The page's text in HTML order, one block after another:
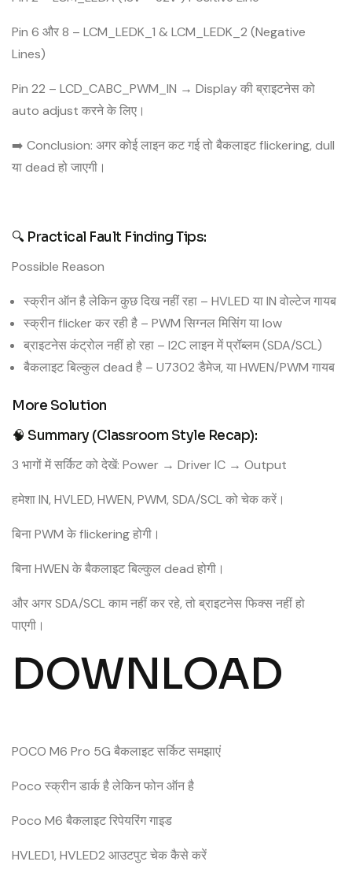
Pin 6 और 8 – LCM_LEDK_1 & LCM_LEDK_2 (Negative
Lines)
Pin 22 – LCD_CABC_PWM_IN → Display की ब्राइटनेस को
auto adjust करने के लिए।
➡️ Conclusion: अगर कोई लाइन कट गई तो बैकलाइट flickering, dull
या dead हो जाएगी।
🔍 Practical Fault Finding Tips:
Possible Reason
स्क्रीन ऑन है लेकिन कुछ दिख नहीं रहा – HVLED या IN वोल्टेज गायब
स्क्रीन flicker कर रही है – PWM सिग्नल मिसिंग या low
ब्राइटनेस कंट्रोल नहीं हो रहा – I2C लाइन में प्रॉब्लम (SDA/SCL)
बैकलाइट बिल्कुल dead है – U7302 डैमेज, या HWEN/PWM गायब
More Solution
🧠 Summary (Classroom Style Recap):
3 भागों में सर्किट को देखें: Power → Driver IC → Output
हमेशा IN, HVLED, HWEN, PWM, SDA/SCL को चेक करें।
बिना PWM के flickering होगी।
बिना HWEN के बैकलाइट बिल्कुल dead होगी।
और अगर SDA/SCL काम नहीं कर रहे, तो ब्राइटनेस फिक्स नहीं हो
पाएगी।
DOWNLOAD
POCO M6 Pro 5G बैकलाइट सर्किट समझाएं
Poco स्क्रीन डार्क है लेकिन फोन ऑन है
Poco M6 बैकलाइट रिपेयरिंग गाइड
HVLED1, HVLED2 आउटपुट चेक कैसे करें